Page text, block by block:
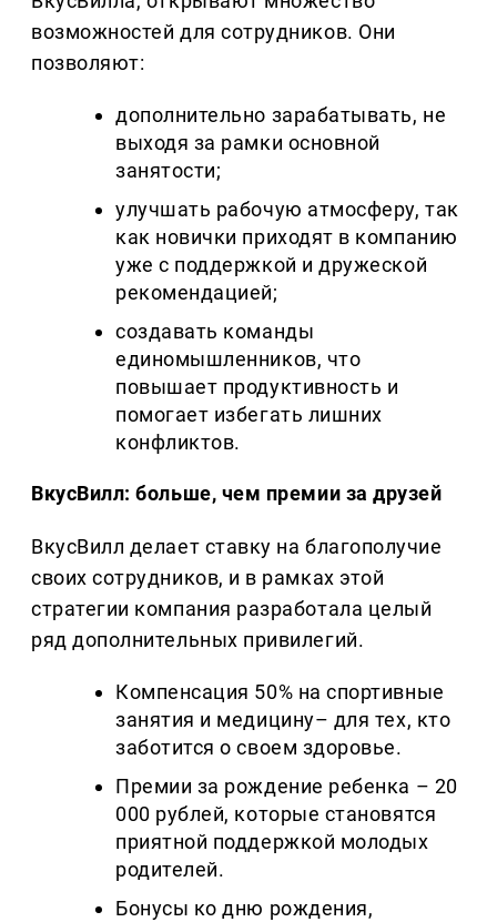
возможностей для сотрудников. Они
позволяют:
дополнительно зарабатывать, не
выходя за рамки основной
занятости;
улучшать рабочую атмосферу, так
как новички приходят в компанию
уже с поддержкой и дружеской
рекомендацией;
создавать команды
единомышленников, что
повышает продуктивность и
помогает избегать лишних
конфликтов.
ВкусВилл: больше, чем премии за друзей
ВкусВилл делает ставку на благополучие
своих сотрудников, и в рамках этой
стратегии компания разработала целый
ряд дополнительных привилегий.
Компенсация 50% на спортивные
занятия и медицину– для тех, кто
заботится о своем здоровье.
Премии за рождение ребенка – 20
000 рублей, которые становятся
приятной поддержкой молодых
родителей.
Бонусы ко дню рождения,